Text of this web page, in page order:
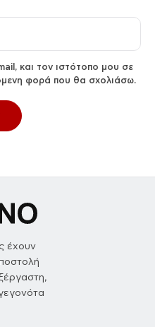
και τον ιστότοπο μου σε
φορά που θα σχολιάσω.
έχουν